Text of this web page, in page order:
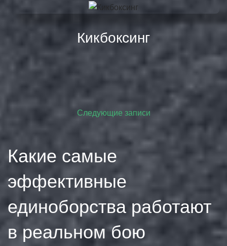
Кикбоксинг
Навигация
по
записям
Следующие записи
Какие самые
эффективные
единоборства работают
в реальном бою